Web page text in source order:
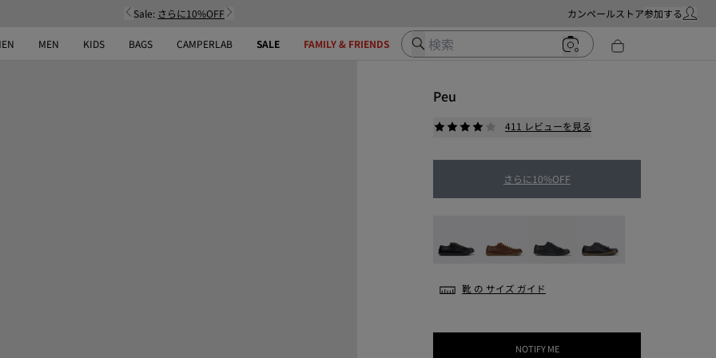
Sale: さらに10%OFF カンペールストア参加するマイ・
MEN KIDS BAGS CAMPERLAB SALE FAMILY & FRIENDS 検索
Peu
411 レビューを見る
さらに10%OFF
靴 の サイズ ガイド
NOTIFY ME